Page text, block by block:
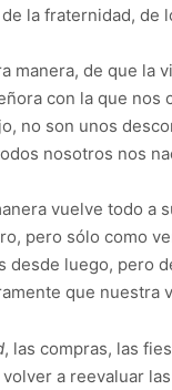
la fraternidad,
manera, de que la
con la que nos
no son unos
nosotros nos
vuelve todo a
pero sólo como
luego, pero
que
, las compras, las
a reevaluar